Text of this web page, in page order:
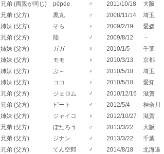
兄弟 (両親が同じ)
pépée ♂ 2011/10/18 大阪
兄弟 (父方) 黒丸 ♂ 2008/11/14 埼玉
姉妹 (父方) そら ♀ 2009/2/19 愛媛
兄弟 (父方) 陸 ♂ 2009/8/12 －
姉妹 (父方) ガガ ♀ 2010/1/5 千葉
姉妹 (父方) モモ ♀ 2010/3/13 京都
姉妹 (父方) ぶ～ ♀ 2010/5/10 埼玉
姉妹 (父方) ココ ♀ 2010/5/10 愛知
兄弟 (父方) ジェロム ♂ 2010/12/16 滋賀
兄弟 (父方) ビート ♂ 2012/5/4 神奈川
姉妹 (父方) ジャイコ ♀ 2012/10/27 滋賀
兄弟 (父方) ぽたろう ♂ 2013/3/22 大阪
兄弟 (父方) ジナン ♂ 2013/3/22 千葉
兄弟 (父方) てん空郎 ♂ 2014/8/18 北海道